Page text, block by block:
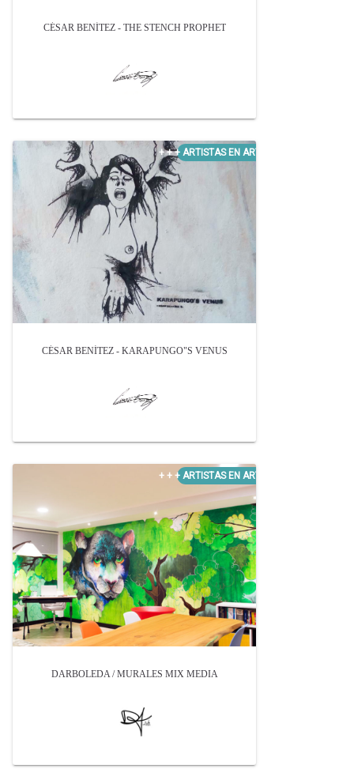
CÉSAR BENÍTEZ - THE STENCH PROPHET
CÉSAR BENÍTEZ - KARAPUNGO"S VENUS
DARBOLEDA / MURALES MIX MEDIA